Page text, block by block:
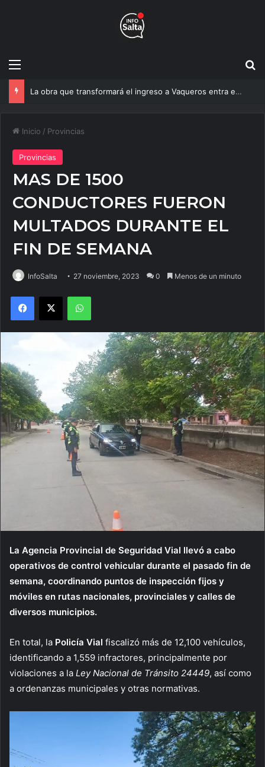
Menú
La obra que transformará el ingreso a Vaqueros entra en su etapa decisiva
Inicio / Provincias
Provincias
MAS DE 1500
CONDUCTORES FUERON
MULTADOS DURANTE EL
FIN DE SEMANA
InfoSalta 27 noviembre, 2023 0 Menos de un minuto
Facebook
X WhatsApp
La Agencia Provincial de Seguridad Vial llevó a cabo
operativos de control vehicular durante el pasado fin de
semana, coordinando puntos de inspección fijos y
móviles en rutas nacionales, provinciales y calles de
diversos municipios.
En total, la Policía Vial fiscalizó más de 12,100 vehículos,
identificando a 1,559 infractores, principalmente por
violaciones a la Ley Nacional de Tránsito 24449, así como
a ordenanzas municipales y otras normativas.